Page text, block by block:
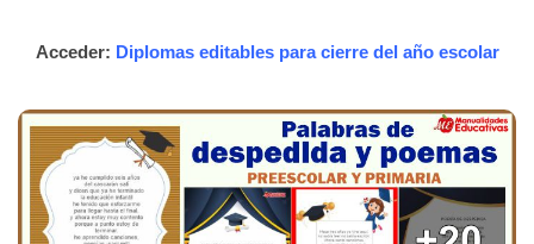
Acceder: Diplomas editables para cierre del año escolar